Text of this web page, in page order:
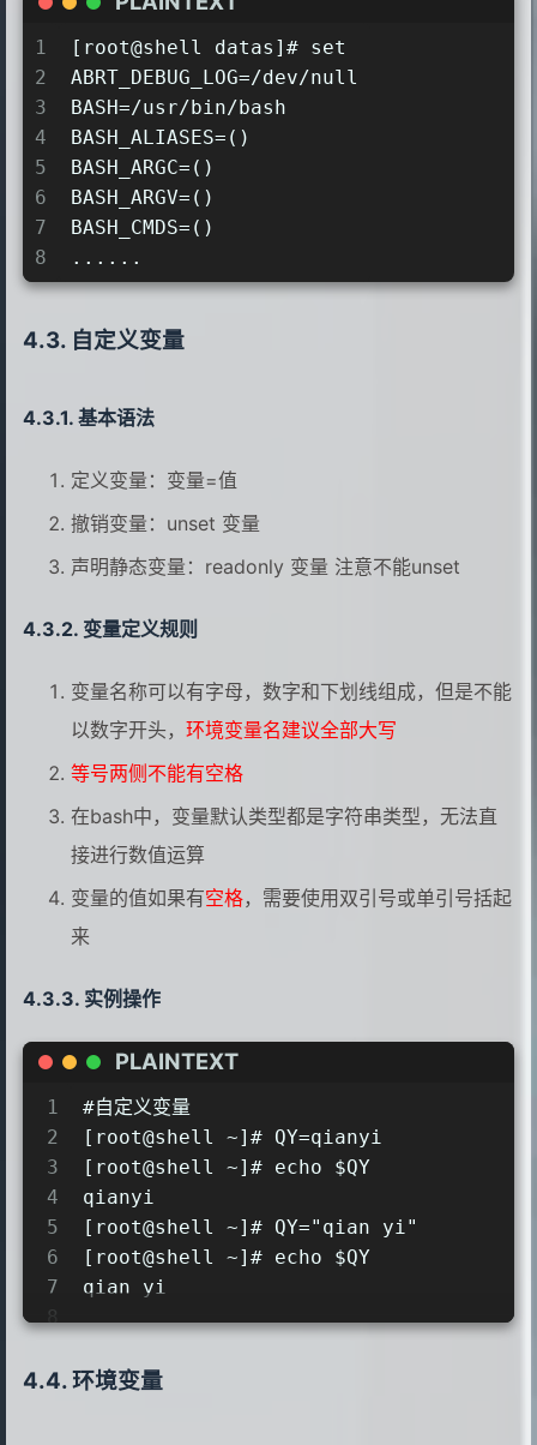
1
2
3
4
5
6
7
8
[root@shell datas]# set
ABRT_DEBUG_LOG=/dev/null
BASH=/usr/bin/bash
BASH_ALIASES=()
BASH_ARGC=()
BASH_ARGV=()
BASH_CMDS=()
......
自定义变量
基本语法
定义变量：变量=值
撤销变量：unset 变量
声明静态变量：readonly 变量 注意不能unset
变量定义规则
变量名称可以有字母，数字和下划线组成，但是不能
以数字开头， 环境变量名建议全部大写
等号两侧不能有空格
在bash中，变量默认类型都是字符串类型，无法直
接进行数值运算
变量的值如果有空格，需要使用双引号或单引号括起
来
实例操作
PLAINTEXT
1
2
3
4
5
6
7
8
10
#自定义变量
[root@shell ~]# QY=qianyi
[root@shell ~]# echo $QY
qianyi
[root@shell ~]# QY="qian yi"
[root@shell ~]# echo $QY
qian yi
[root@shell ~]# echo $age      ---未定
环境变量